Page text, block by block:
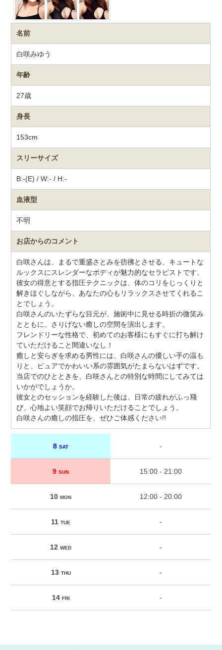
名前
白咲みゆう
年齢
27歳
身長
153cm
スリーサイズ
B:-(E) / W:- / H:-
血液型
不明
お店からのコメント
白咲さんは、まるで重盛さとみを彷彿とさせる、キュートな
ルックスにスレンダーなボディが魅力的なセラピストです。
彼女の得意とする指圧テクニックは、体のコリをじっくりと
解きほぐしながら、あなたの心もリラックスさせてくれるこ
とでしょう。
白咲さんのいたずらな目元が、施術中に見せる時折の微笑み
とともに、さりげない癒しの空間を演出します。
フレンドリーな性格で、初めてのお客様にもすぐに打ち解け
ていただけること間違いなし！
癒しと安らぎを求める男性には、白咲さんの優しい手の温も
りと、ピュアでかわいい系の雰囲気がたまらないはずです。
当店でのひとときを、白咲さんとの特別な時間にしてみては
いかがでしょうか。
彼女とのセッションを経験した後は、日常の疲れがふっ飛
び、心地よい笑顔でお帰りいただけることでしょう。
白咲さんの癒しの指圧を、ぜひご体感ください!!
8SAT -
9SUN 15:00 - 21:00
10MON 12:00 - 20:00
11TUE -
12WED -
13 THU -
14 FRI -